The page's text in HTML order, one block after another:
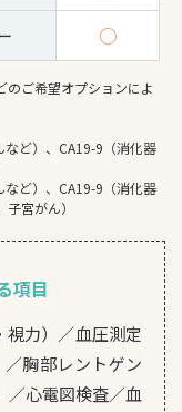
ー ○
のご希望オプションによ
など）、CA19-9（消化器
など）、CA19-9（消化器
宮がん）
項目
視力）／血圧測定
胸部レントゲン
／心電図検査／血